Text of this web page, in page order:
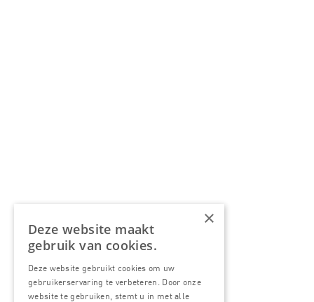
×
Deze website maakt
gebruik van cookies.
Deze website gebruikt cookies om uw
gebruikerservaring te verbeteren. Door onze
website te gebruiken, stemt u in met alle